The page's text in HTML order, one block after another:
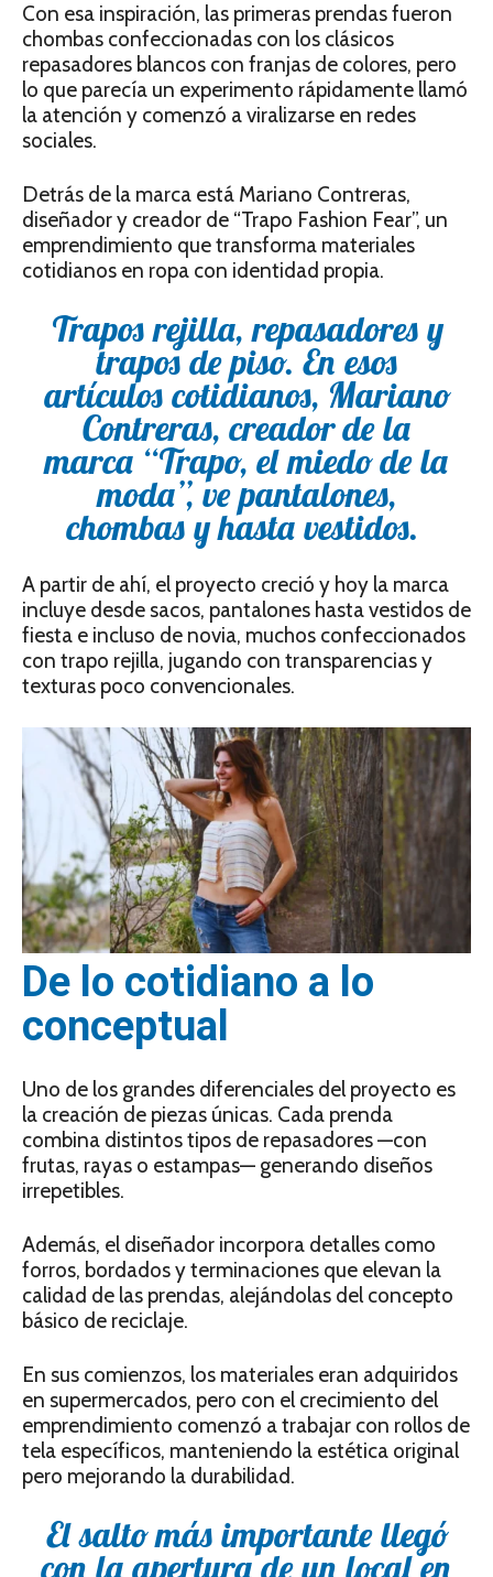
Con esa inspiración, las primeras prendas fueron
chombas confeccionadas con los clásicos
repasadores blancos con franjas de colores, pero
lo que parecía un experimento rápidamente llamó
la atención y comenzó a viralizarse en redes
sociales.
Detrás de la marca está Mariano Contreras,
diseñador y creador de “Trapo Fashion Fear”, un
emprendimiento que transforma materiales
cotidianos en ropa con identidad propia.
Trapos rejilla, repasadores y
trapos de piso. En esos
artículos cotidianos, Mariano
Contreras, creador de la
marca “Trapo, el miedo de la
moda”, ve pantalones,
chombas y hasta vestidos.
A partir de ahí, el proyecto creció y hoy la marca
incluye desde sacos, pantalones hasta vestidos de
fiesta e incluso de novia, muchos confeccionados
con trapo rejilla, jugando con transparencias y
texturas poco convencionales.
De lo cotidiano a lo
conceptual
Uno de los grandes diferenciales del proyecto es
la creación de piezas únicas. Cada prenda
combina distintos tipos de repasadores —con
frutas, rayas o estampas— generando diseños
irrepetibles.
Además, el diseñador incorpora detalles como
forros, bordados y terminaciones que elevan la
calidad de las prendas, alejándolas del concepto
básico de reciclaje.
En sus comienzos, los materiales eran adquiridos
en supermercados, pero con el crecimiento del
emprendimiento comenzó a trabajar con rollos de
tela específicos, manteniendo la estética original
pero mejorando la durabilidad.
El salto más importante llegó
con la apertura de un local en